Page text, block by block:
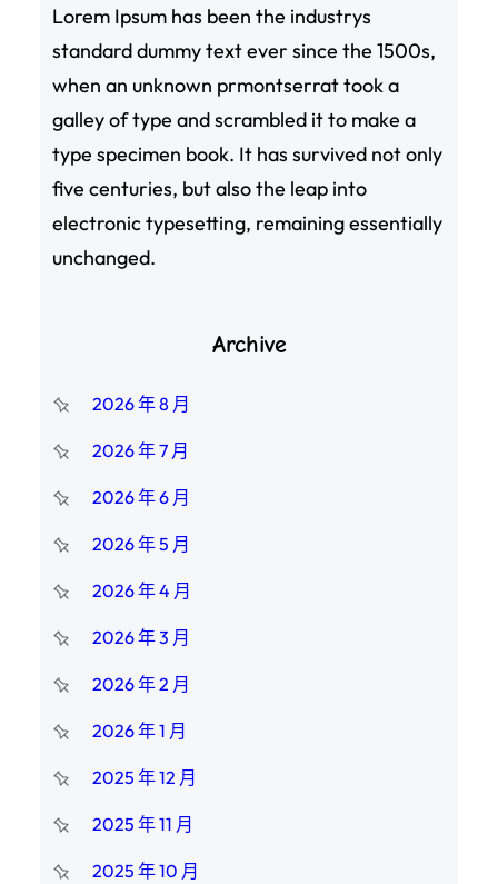
Lorem Ipsum has been the industrys
standard dummy text ever since the 1500s,
when an unknown prmontserrat took a
galley of type and scrambled it to make a
type specimen book. It has survived not only
five centuries, but also the leap into
electronic typesetting, remaining essentially
unchanged.
Archive
2026 年 8 月
2026 年 7 月
2026 年 6 月
2026 年 5 月
2026 年 4 月
2026 年 3 月
2026 年 2 月
2026 年 1 月
2025 年 12 月
2025 年 11 月
2025 年 10 月